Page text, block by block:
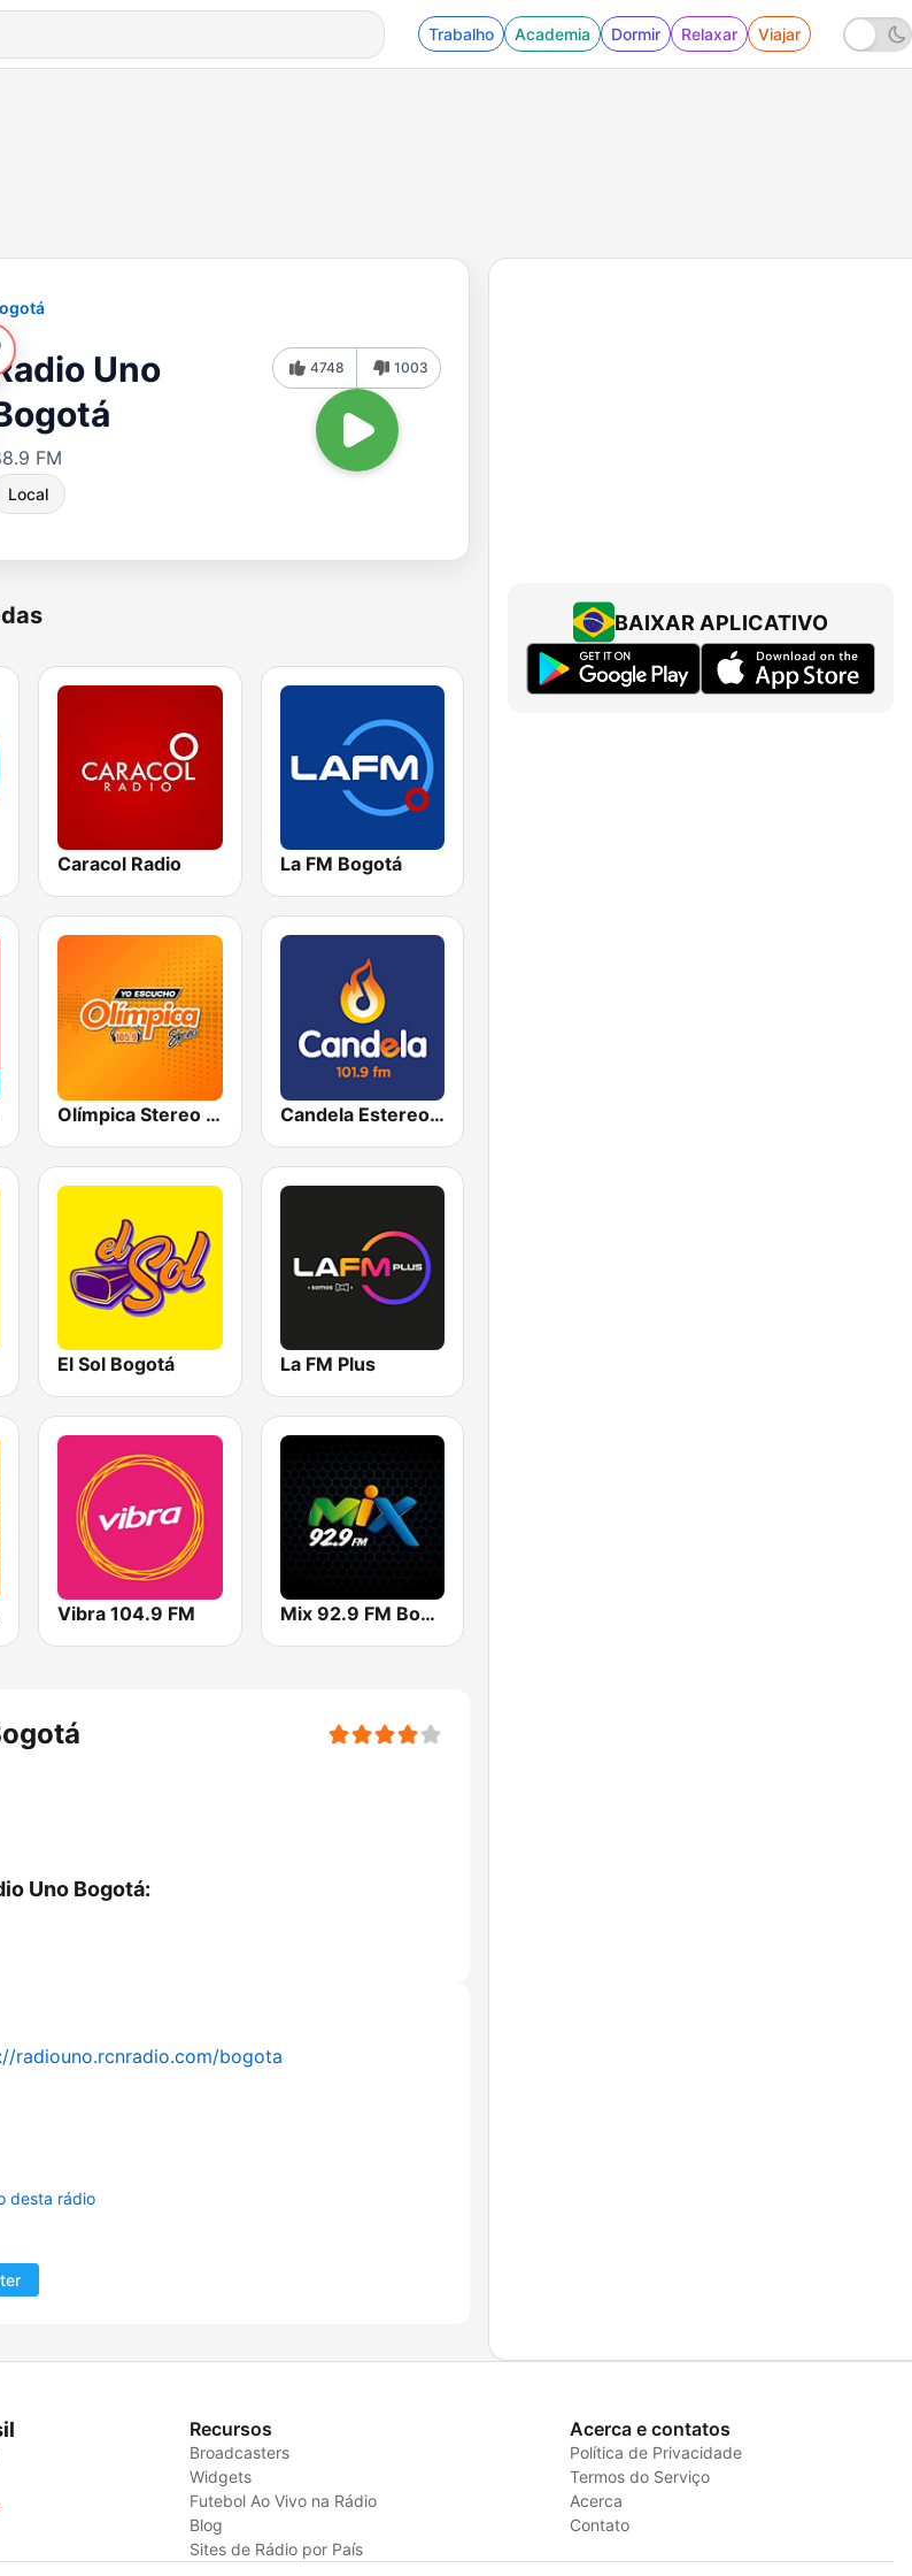
Trabalho Academia Dormir Relaxar Viajar
Uno
FM
Local
4748 1003
Caracol Radio La FM Bogotá
Olímpica Stereo Bogotá 105.9 FM Candela Estereo 101.9 FM
El Sol Bogotá La FM Plus
Vibra 104.9 FM Mix 92.9 FM Bogotá
Uno Bogotá:
radiouno.rcnradio.com/bogota
desta rádio
BAIXAR APLICATIVO
Recursos
Broadcasters
Widgets
Futebol Ao Vivo na Rádio
Blog
Sites de Rádio por País
Acerca e contatos
Política de Privacidade
Termos do Serviço
Acerca
Contato